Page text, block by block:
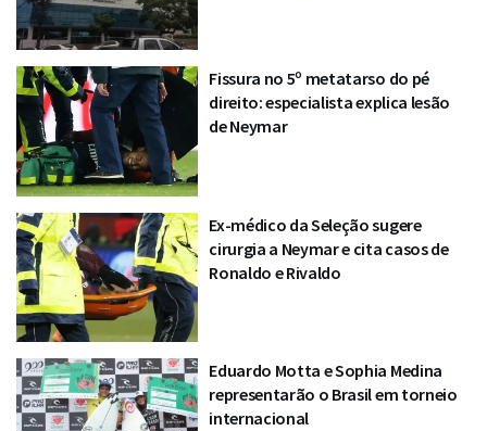
Fissura no 5º metatarso do pé
direito: especialista explica lesão
de Neymar
Ex-médico da Seleção sugere
cirurgia a Neymar e cita casos de
Ronaldo e Rivaldo
Eduardo Motta e Sophia Medina
representarão o Brasil em torneio
internacional